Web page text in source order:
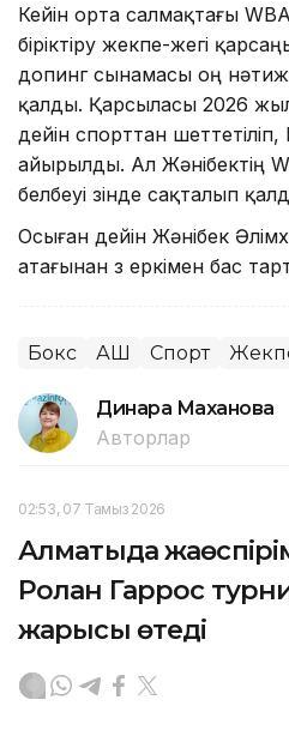
Кейін орта салмақтағы
біріктіру жекпе-жегі
допинг сынамасы оң нәтиже
қалды. Қарсыласы 2026
дейін спорттан
айырылды. Ал Жәнібектің
белбеуі өзінде сақталып
Осыған дейін Жәнібек
атағынан өз еркімен бас
Бокс АҚШ Спорт
Динара Маханова
Авторлар
02:53, 07 Тамыз 2026
Алматыда
Ролан Гаррос
жарысы өтеді